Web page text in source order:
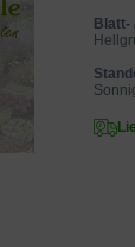
Blatt-